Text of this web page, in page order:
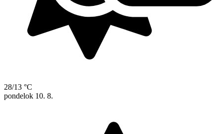
28/13 °C
pondelok 10. 8.